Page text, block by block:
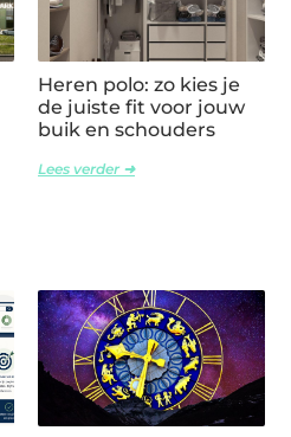
Heren polo: zo kies je
de juiste fit voor jouw
buik en schouders
Lees verder ➜